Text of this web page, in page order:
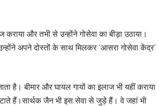
और तभी से उन्होंने गोसेवा का बीड़ा उठाया।
अपने दोस्तों के साथ मिलकर ‘आसरा गोसेवा केंद्र’
है। बीमार और घायल गायों का इलाज भी यहीं कराया
हैं।सार्थक जैन भी इस सेवा से जुड़े हैं। वे जहां भी